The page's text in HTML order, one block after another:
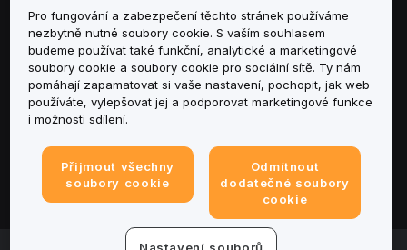
Informace
Služby
podpora
Právní informace
Pro fungování a zabezpečení těchto stránek používáme
nezbytně nutné soubory cookie. S vaším souhlasem
budeme používat také funkční, analytické a marketingové
soubory cookie a soubory cookie pro sociální sítě. Ty nám
pomáhají zapamatovat si vaše nastavení, pochopit, jak web
používáte, vylepšovat jej a podporovat marketingové funkce
i možnosti sdílení.
Přijmout všechny
soubory cookie
Odmítnout
dodatečné soubory
cookie
Nastavení souborů